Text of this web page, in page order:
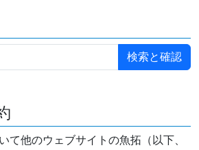
て他のウェブサイトの魚拓（以下、